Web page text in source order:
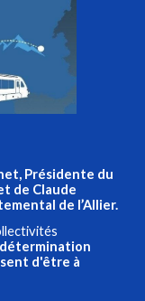
Présidente du
de Claude
de l’Allier.
détermination
d'être à